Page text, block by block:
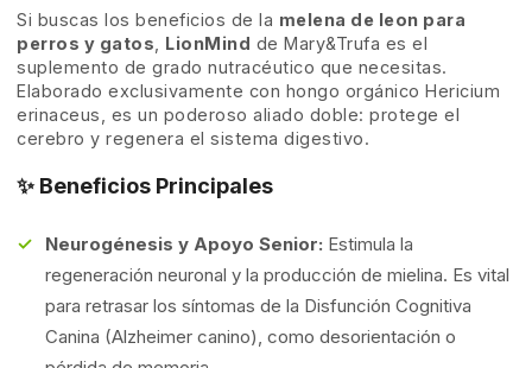
Si buscas los beneficios de la melena de leon para
perros y gatos
LionMind de Mary&Trufa es el
suplemento de grado nutracéutico que necesitas.
Elaborado exclusivamente con hongo orgánico Hericium
erinaceus, es un poderoso aliado doble: protege el
cerebro y regenera el sistema digestivo.
✨ Beneficios Principales
Neurogénesis y Apoyo Senior: Estimula la
regeneración neuronal y la producción de mielina. Es vital
para retrasar los síntomas de la Disfunción Cognitiva
Canina (Alzheimer canino), como desorientación o